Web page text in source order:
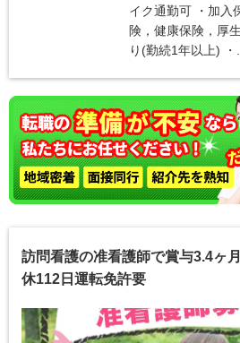
イク通勤可 ・加入
険，健康保険，厚
り(勤続1年以上) ・
訪問看護の准看護師で賞与3.4ヶ
休112日運転免許要